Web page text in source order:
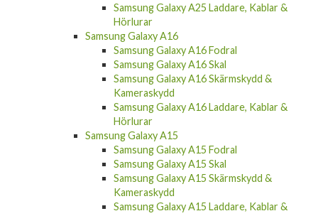
Samsung Galaxy A25 Laddare, Kablar &
Hörlurar
Samsung Galaxy A16
Samsung Galaxy A16 Fodral
Samsung Galaxy A16 Skal
Samsung Galaxy A16 Skärmskydd &
Kameraskydd
Samsung Galaxy A16 Laddare, Kablar &
Hörlurar
Samsung Galaxy A15
Samsung Galaxy A15 Fodral
Samsung Galaxy A15 Skal
Samsung Galaxy A15 Skärmskydd &
Kameraskydd
Samsung Galaxy A15 Laddare, Kablar &